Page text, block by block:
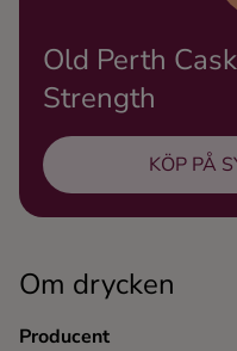
Om drycken
Producent
Old Perth Cask
Strength
KÖP PÅ